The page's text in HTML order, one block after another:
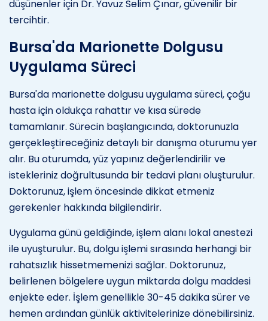
düşünenler için Dr. Yavuz Selim Çınar, güvenilir bir
tercihtir.
Bursa'da Marionette Dolgusu
Uygulama Süreci
Bursa'da marionette dolgusu uygulama süreci, çoğu
hasta için oldukça rahattır ve kısa sürede
tamamlanır. Sürecin başlangıcında, doktorunuzla
gerçekleştireceğiniz detaylı bir danışma oturumu yer
alır. Bu oturumda, yüz yapınız değerlendirilir ve
istekleriniz doğrultusunda bir tedavi planı oluşturulur.
Doktorunuz, işlem öncesinde dikkat etmeniz
gerekenler hakkında bilgilendirir.
Uygulama günü geldiğinde, işlem alanı lokal anestezi
ile uyuşturulur. Bu, dolgu işlemi sırasında herhangi bir
rahatsızlık hissetmemenizi sağlar. Doktorunuz,
belirlenen bölgelere uygun miktarda dolgu maddesi
enjekte eder. İşlem genellikle 30-45 dakika sürer ve
hemen ardından günlük aktivitelerinize dönebilirsiniz.